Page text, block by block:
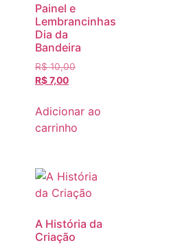
Painel e
Lembrancinhas
Dia da
Bandeira
R$10,00
R$7,00
Adicionar ao
carrinho
A História da
Criação